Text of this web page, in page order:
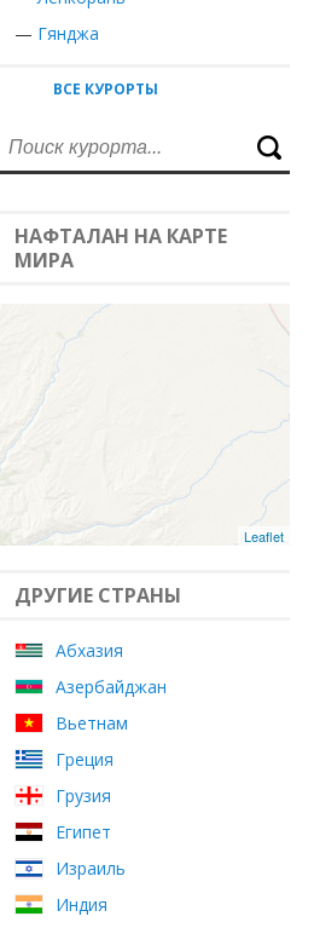
— Гянджа
ВСЕ КУРОРТЫ
НАФТАЛАН НА КАРТЕ
МИРА
Leaflet
ДРУГИЕ СТРАНЫ
Абхазия
Азербайджан
Вьетнам
Греция
Грузия
Египет
Израиль
Индия